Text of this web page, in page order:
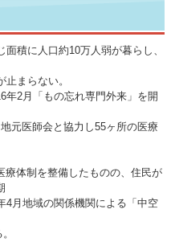
積に人口約10万人弱が暮らし、
まらない。
年2月「もの忘れ専門外来」を開
元医師会と協力し55ヶ所の医療
療体制を整備したものの、住民が
4月地域の関係機関による「中空